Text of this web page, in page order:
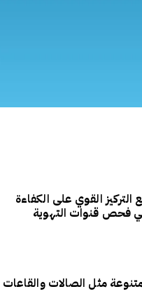
هذا النمو مع التركيز القوي على الكفاءة
فحص قنوات التهوية
مثل الصالات والقاعات